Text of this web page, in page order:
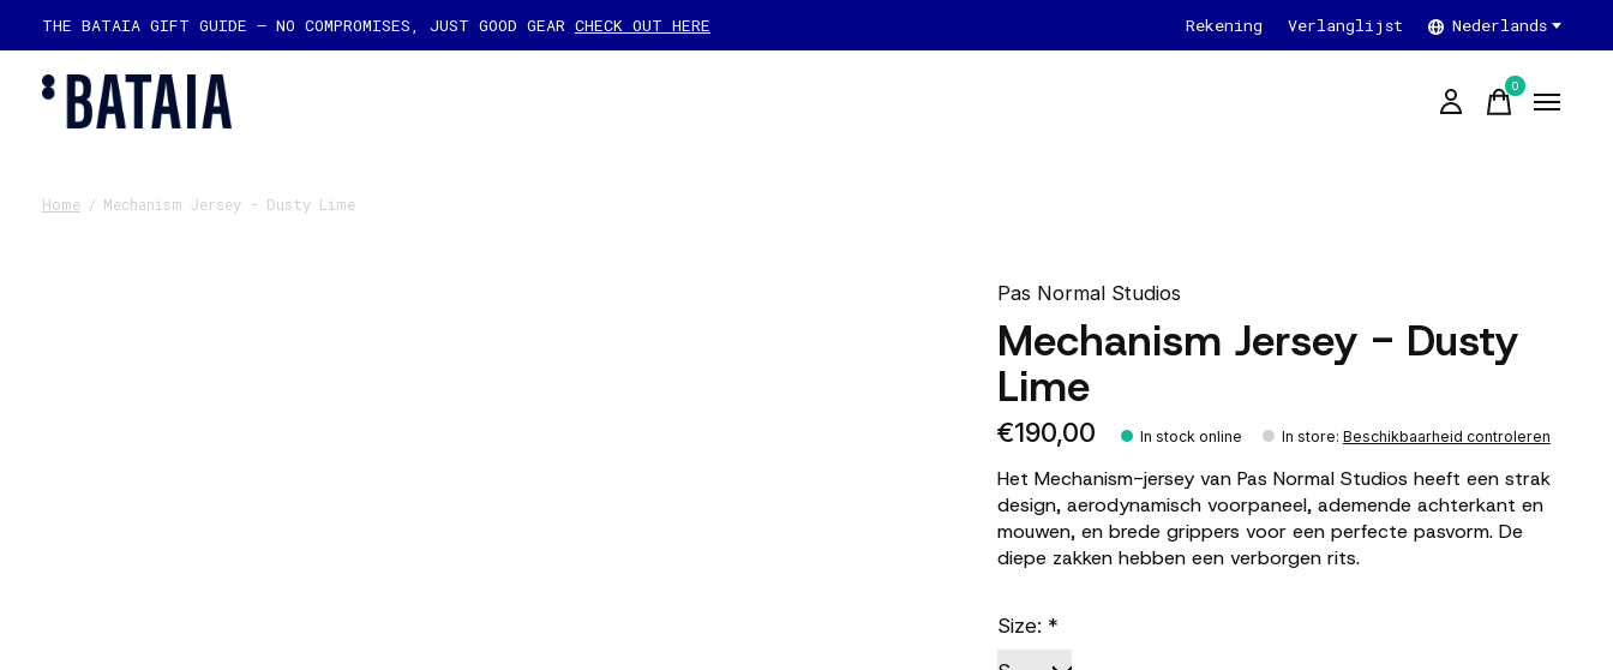
THE BATAIA GIFT GUIDE — NO COMPROMISES, JUST GOOD GEAR CHECK OUT HERE Rekening Verlanglijst Nederlands
0items
Home / Mechanism Jersey - Dusty Lime
Pas Normal Studios
Mechanism Jersey - Dusty
Lime
€190,00 In stock online In store: Beschikbaarheid controleren
Het Mechanism-jersey van Pas Normal Studios heeft een strak
design, aerodynamisch voorpaneel, ademende achterkant en
mouwen, en brede grippers voor een perfecte pasvorm. De
diepe zakken hebben een verborgen rits.
Size: *